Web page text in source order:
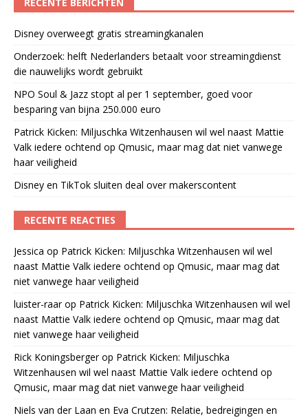
RECENTE BERICHTEN
Disney overweegt gratis streamingkanalen
Onderzoek: helft Nederlanders betaalt voor streamingdienst
die nauwelijks wordt gebruikt
NPO Soul & Jazz stopt al per 1 september, goed voor
besparing van bijna 250.000 euro
Patrick Kicken: Miljuschka Witzenhausen wil wel naast Mattie
Valk iedere ochtend op Qmusic, maar mag dat niet vanwege
haar veiligheid
Disney en TikTok sluiten deal over makerscontent
RECENTE REACTIES
Jessica op Patrick Kicken: Miljuschka Witzenhausen wil wel
naast Mattie Valk iedere ochtend op Qmusic, maar mag dat
niet vanwege haar veiligheid
luister-raarop Patrick Kicken: Miljuschka Witzenhausen wil wel
naast Mattie Valk iedere ochtend op Qmusic, maar mag dat
niet vanwege haar veiligheid
Rick Koningsbergerop Patrick Kicken: Miljuschka
Witzenhausen wil wel naast Mattie Valk iedere ochtend op
Qmusic, maar mag dat niet vanwege haar veiligheid
Niels van der Laan en Eva Crutzen: Relatie, bedreigingen en